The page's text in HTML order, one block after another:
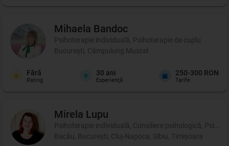
Mihaela Bandoc
Psihoterapie individuală, Psihoterapie de cuplu
București, Câmpulung Muscel
Fără
Rating
30 ani
Experienţă
250-300 RON
Tarife
Mirela Lupu
Psihoterapie individuală, Consiliere psihologică,
Bacău, București, Cluj-Napoca, Sibiu, Timișoara